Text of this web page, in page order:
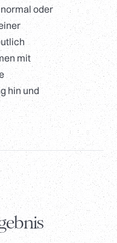
oder
mit
hin und